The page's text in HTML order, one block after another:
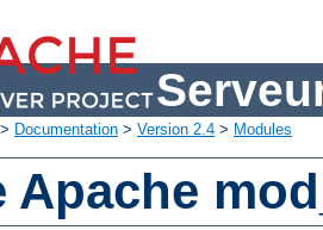
> Documentation > Version 2.4 > Modules
Apache